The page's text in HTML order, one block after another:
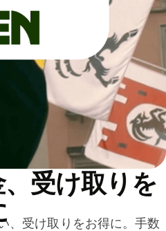
受け取りを
、受け取りをお得に。手数